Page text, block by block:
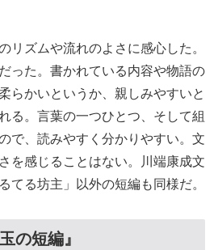
リズムや流れのよさに感心した。
った。書かれている内容や物語の
らかいというか、親しみやすいと
る。言葉の一つひとつ、そして組
で、読みやすく分かりやすい。文
を感じることはない。川端康成文
てる坊主」以外の短編も同様だ。
の短編』